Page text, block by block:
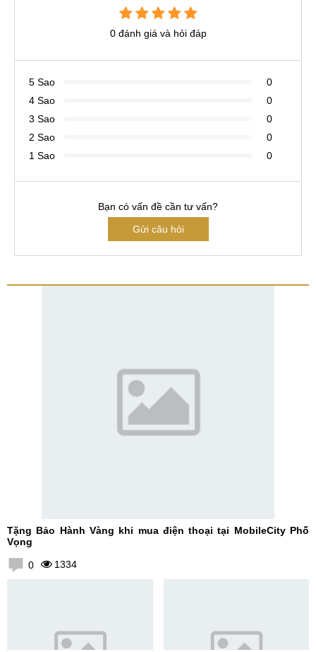
0 đánh giá và hỏi đáp
5 Sao
0
4 Sao
0
3 Sao
0
2 Sao
0
1 Sao
0
Bạn có vấn đề cần tư vấn?
Gửi câu hỏi
Tặng Bảo Hành Vàng khi mua điện thoại tại MobileCity Phố
Vọng
0 1334